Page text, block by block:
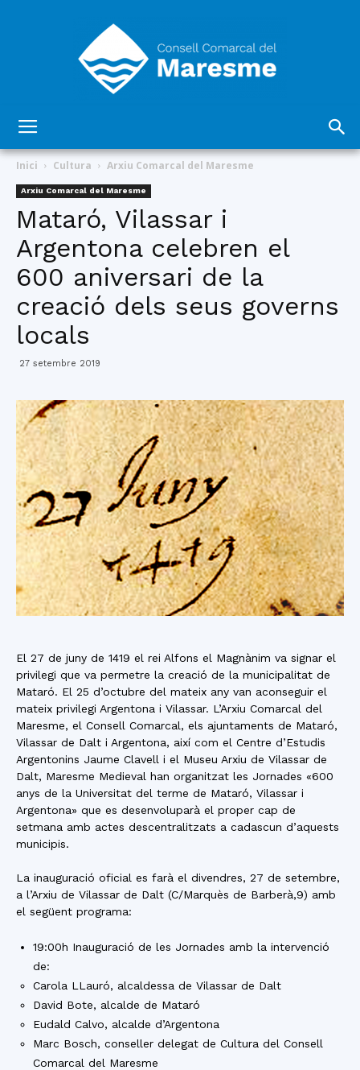
Comarcal
del
Inici Cultura Arxiu Comarcal del Maresme
Arxiu Comarcal del Maresme
Mataró, Vilassar i
Argentona celebren el
600 aniversari de la
creació dels seus governs
locals
27 setembre 2019
El 27 de juny de 1419 el rei Alfons el Magnànim va signar el
privilegi que va permetre la creació de la municipalitat de
Mataró. El 25 d’octubre del mateix any van aconseguir el
mateix privilegi Argentona i Vilassar. L’Arxiu Comarcal del
Maresme, el Consell Comarcal, els ajuntaments de Mataró,
Vilassar de Dalt i Argentona, així com el Centre d’Estudis
Argentonins Jaume Clavell i el Museu Arxiu de Vilassar de
Dalt, Maresme Medieval han organitzat les Jornades «600
anys de la Universitat del terme de Mataró, Vilassar i
Argentona» que es desenvoluparà el proper cap de
setmana amb actes descentralitzats a cadascun d’aquests
municipis.
La inauguració oficial es farà el divendres, 27 de setembre,
a l’Arxiu de Vilassar de Dalt (C/Marquès de Barberà,9) amb
el següent programa:
19:00h Inauguració de les Jornades amb la intervenció
de:
Carola LLauró, alcaldessa de Vilassar de Dalt
David Bote, alcalde de Mataró
Eudald Calvo, alcalde d’Argentona
Marc Bosch, conseller delegat de Cultura del Consell
Comarcal del Maresme